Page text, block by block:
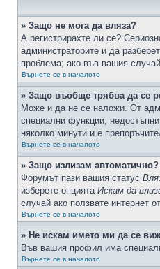
» Защо не мога да вляза?
А регистрирахте ли се?
администраторите и да
проблема; ако във вашия
Върнете се в началото
» Защо въобще трябва да се
Може и да не се наложи. От
специални функции,
няколко минути и е
Върнете се в началото
» Защо излизам автоматично?
Форумът пази вашия статус
изберете опцията Искам да
случай ако ползвате интернет
Върнете се в началото
» Не искам името ми да се
Във вашия профил има
Върнете се в началото